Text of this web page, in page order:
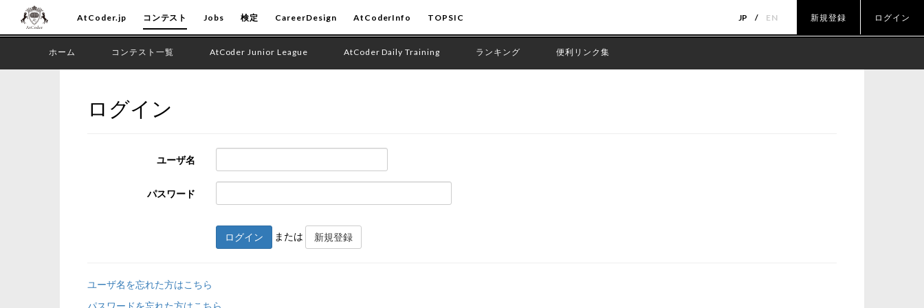
AtCoder.jp コンテスト Jobs 検定 CareerDesign AtCoderInfo TOPSIC JP EN 新規登録 ログイン
ホーム コンテスト一覧 AtCoder Junior League AtCoder Daily Training ランキング 便利リンク集
ログイン
ユーザ名
パスワード
ログイン または 新規登録
ユーザ名を忘れた方はこちら
パスワードを忘れた方はこちら